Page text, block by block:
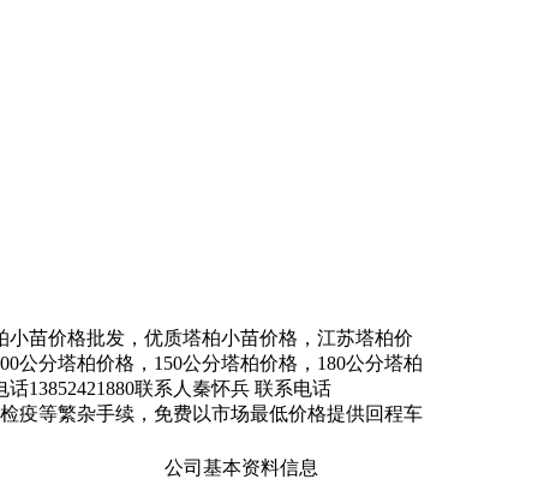
苗价格批发，优质塔柏小苗价格，江苏塔柏价
公分塔柏价格，150公分塔柏价格，180公分塔柏
13852421880联系人秦怀兵 联系电话
疫等繁杂手续，免费以市场最低价格提供回程车
公司基本资料信息